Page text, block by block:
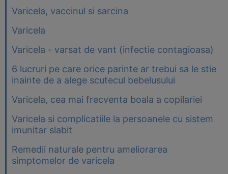
Varicela, vaccinul si sarcina
Varicela
Varicela - varsat de vant (infectie contagioasa)
6 lucruri pe care orice parinte ar trebui sa le stie
inainte de a alege scutecul bebelusului
Varicela, cea mai frecventa boala a copilariei
Varicela si complicatiile la persoanele cu sistem
imunitar slabit
Remedii naturale pentru ameliorarea
simptomelor de varicela